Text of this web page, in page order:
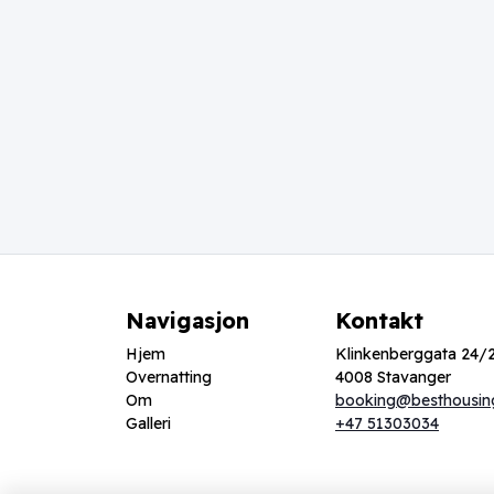
Navigasjon
Hjem
Overnatting
Om
Galleri
Kontakt
Klinkenberggata 24/
4008 Stavanger
+47 51303034